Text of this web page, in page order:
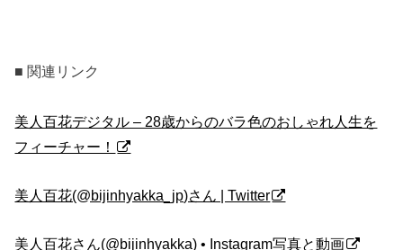
■ 関連リンク
美人百花デジタル – 28歳からのバラ色のおしゃれ人生を
フィーチャー！
美人百花(@bijinhyakka_jp)さん | Twitter
美人百花さん(@bijinhyakka) • Instagram写真と動画